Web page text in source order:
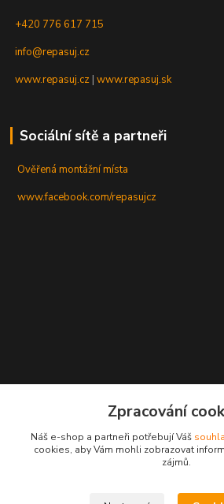
+420 776 617 715
info@repasuj.cz
www.repasuj.cz |www.repasuj.sk
Sociální sítě a partneři
Ověřená montážní místa
www.facebook.com/repasujcz
Zpracování
Náš e-shop a partneři potřebují Váš
cookies, aby Vám mohli zobrazovat
zájmů.